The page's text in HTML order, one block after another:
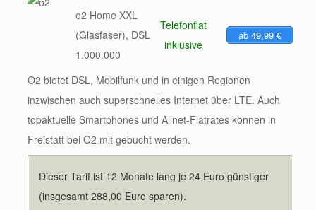
o2 Home XXL
(Glasfaser), DSL
1.000.000
Telefonflat
inklusive
ab 49,99 €
O2 bietet DSL, Mobilfunk und in einigen Regionen
inzwischen auch superschnelles Internet über LTE. Auch
topaktuelle Smartphones und Allnet-Flatrates können in
Freistatt bei O2 mit gebucht werden.
Dieser Tarif ist 12 Monate lang je 24 Euro günstiger
(insgesamt 288,00 Euro sparen).